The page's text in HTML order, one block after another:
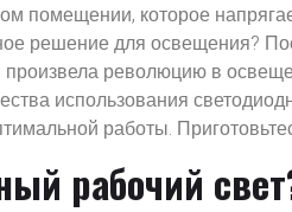
помещении, которое
решение для освещения?
революцию в
использования
работы.
рабочий